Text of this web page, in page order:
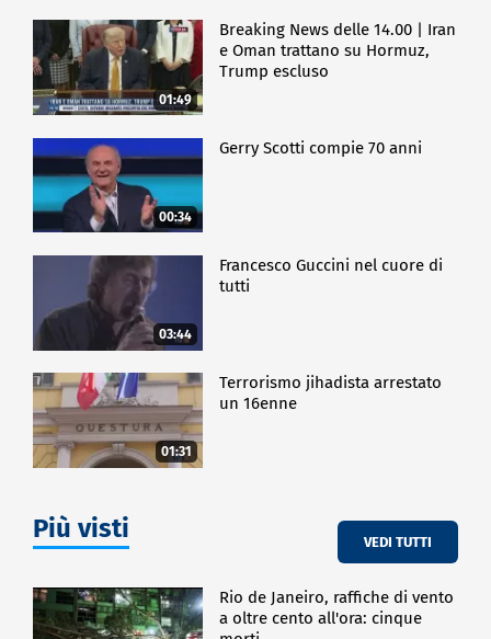
01:49
Breaking News delle 14.00 | Iran
e Oman trattano su Hormuz,
Trump escluso
00:34
Gerry Scotti compie 70 anni
03:44
Francesco Guccini nel cuore di
tutti
01:31
Terrorismo jihadista arrestato
un 16enne
Più visti VEDI TUTTI
Rio de Janeiro, raffiche di vento
a oltre cento all'ora: cinque